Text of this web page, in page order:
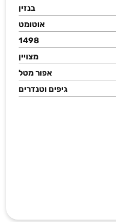
בנזין
אוטומט
1498
מצויין
אפור מטל
גיפים וטנדרים